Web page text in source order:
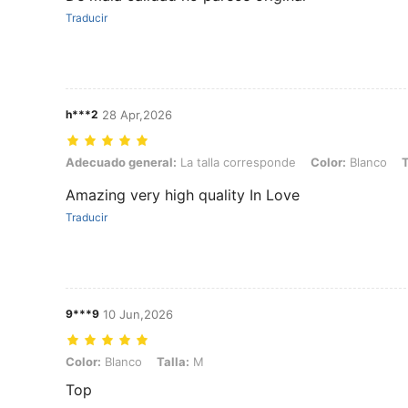
Traducir
h***2 28 Apr,2026
Adecuado general: La talla corresponde, Color: Blanco, Talla: L
Adecuado general: La talla corresponde Color: Blanco
Amazing very high quality In Love
Traducir
9***9 10 Jun,2026
Color: Blanco, Talla: M
Color: Blanco Talla: M
Top